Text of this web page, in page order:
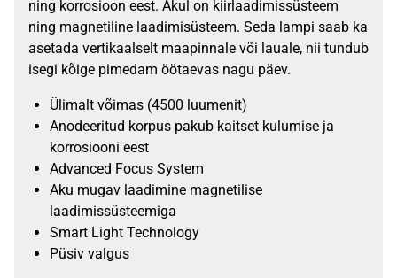
ning korrosioon eest. Akul on kiirlaadimissüsteem
ning magnetiline laadimisüsteem. Seda lampi saab ka
asetada vertikaalselt maapinnale või lauale, nii tundub
isegi kõige pimedam öötaevas nagu päev.
Ülimalt võimas (4500 luumenit)
Anodeeritud korpus pakub kaitset kulumise ja
korrosiooni eest
Advanced Focus System
Aku mugav laadimine magnetilise
laadimissüsteemiga
Smart Light Technology
Püsiv valgus